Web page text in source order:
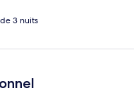
3 nuits